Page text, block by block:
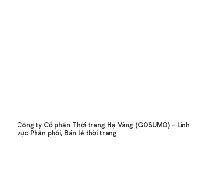
Công ty Cổ phần Thời trang Hạ Vàng (GOSUMO) – Lĩnh
vực Phân phối, Bán lẻ thời trang